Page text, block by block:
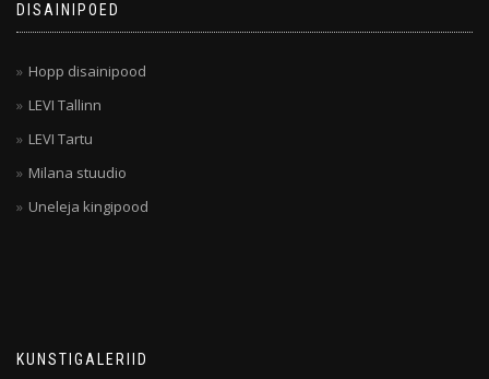
DISAINIPOED
Hopp disainipood
LEVI Tallinn
LEVI Tartu
Milana stuudio
Uneleja kingipood
KUNSTIGALERIID